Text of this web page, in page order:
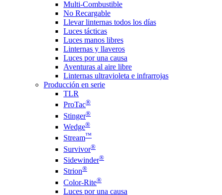
Multi-Combustible
No Recargable
Llevar linternas todos los días
Luces tácticas
Luces manos libres
Linternas y llaveros
Luces por una causa
Aventuras al aire libre
Linternas ultravioleta e infrarrojas
Producción en serie
TLR
ProTac®
Stinger®
Wedge®
Stream™
Survivor®
Sidewinder®
Strion®
Color-Rite®
Luces por una causa